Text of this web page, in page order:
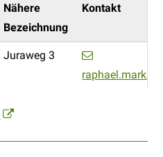
Nähere
Bezeichnung
Kontakt
Juraweg 3